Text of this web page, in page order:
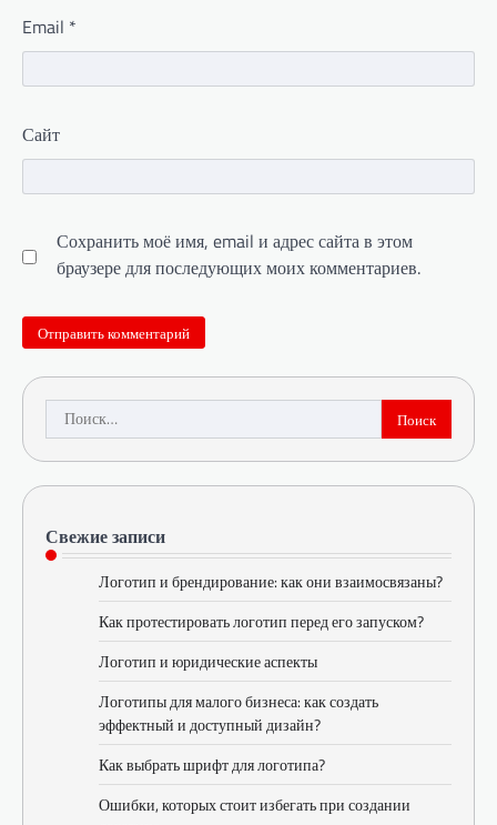
Email *
Сайт
Сохранить моё имя, email и адрес сайта в этом
браузере для последующих моих комментариев.
Найти:
Свежие записи
Логотип и брендирование: как они взаимосвязаны?
Как протестировать логотип перед его запуском?
Логотип и юридические аспекты
Логотипы для малого бизнеса: как создать
эффектный и доступный дизайн?
Как выбрать шрифт для логотипа?
Ошибки, которых стоит избегать при создании